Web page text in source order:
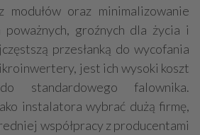
modułów oraz minimalizowanie
groźnych dla życia i
przesłanką do wycofania
jest ich wysoki koszt
standardowego falownika.
instalatora wybrać dużą firmę,
współpracy z producentami